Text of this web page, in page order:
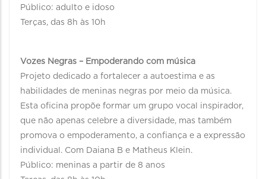
Público: adulto e idoso
Terças, das 8h às 10h
Vozes Negras – Empoderando com música
Projeto dedicado a fortalecer a autoestima e as
habilidades de meninas negras por meio da música.
Esta oficina propõe formar um grupo vocal inspirador,
que não apenas celebre a diversidade, mas também
promova o empoderamento, a confiança e a expressão
individual. Com Daiana B e Matheus Klein.
Público: meninas a partir de 8 anos